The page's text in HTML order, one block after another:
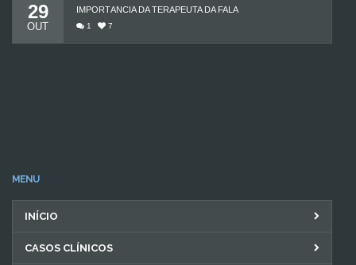
29
OUT
IMPORTÂNCIA DA TERAPEUTA DA FALA
1 7
MENU
INÍCIO
CASOS CLÍNICOS